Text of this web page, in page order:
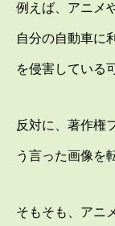
例えば、アニメ
自分の自動車に
を侵害している
反対に、著作権
う言った画像を
そもそも、アニ